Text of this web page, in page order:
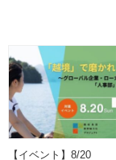
【イベント】8/20